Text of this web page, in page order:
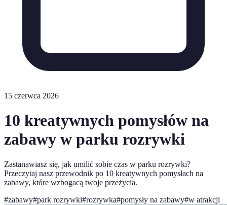
15 czerwca 2026
10 kreatywnych pomysłów na
zabawy w parku rozrywki
Zastanawiasz się, jak umilić sobie czas w parku rozrywki?
Przeczytaj nasz przewodnik po 10 kreatywnych pomysłach na
zabawy, które wzbogacą twoje przeżycia.
#zabawy#park rozrywki#rozrywka#pomysły na zabawy#w atrakcji